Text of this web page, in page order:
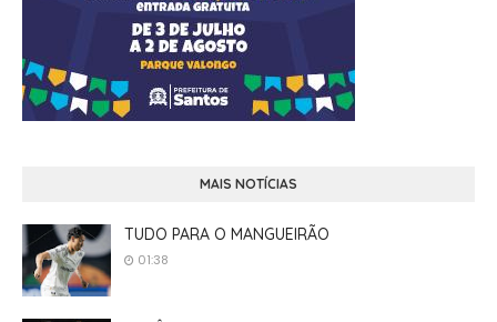
MAIS NOTÍCIAS
TUDO PARA O MANGUEIRÃO
01:38